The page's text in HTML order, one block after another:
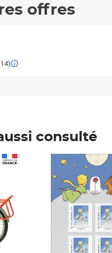
offres
consulté
Prix 7,50€